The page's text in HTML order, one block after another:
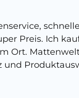
Preis. Ich
Ort.
und